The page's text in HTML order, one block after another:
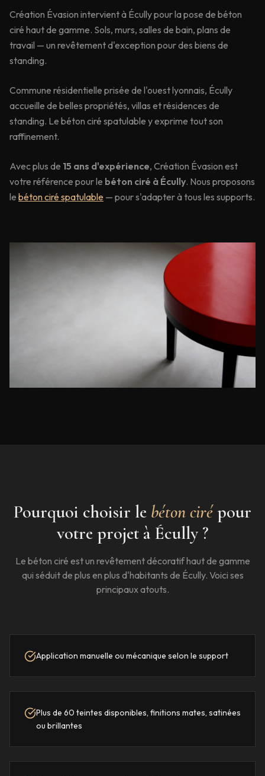
Création Évasion intervient à Écully pour la pose de béton
ciré haut de gamme. Sols, murs, salles de bain, plans de
travail — un revêtement d'exception pour des biens de
standing.
Commune résidentielle prisée de l'ouest lyonnais, Écully
accueille de belles propriétés, villas et résidences de
standing. Le béton ciré spatulable y exprime tout son
raffinement.
Avec plus de 15 ans d'expérience, Création Évasion est
votre référence pour le béton ciré à Écully. Nous proposons
le béton ciré spatulable — pour s'adapter à tous les supports.
Pourquoi choisir le béton cirépour
votre projet àÉcully?
Le béton ciré est un revêtement décoratif haut de gamme
qui séduit de plus en plus d'habitants de Écully. Voici ses
principaux atouts.
Application manuelle ou mécanique selon le support
Plus de 60 teintes disponibles, finitions mates, satinées
ou brillantes